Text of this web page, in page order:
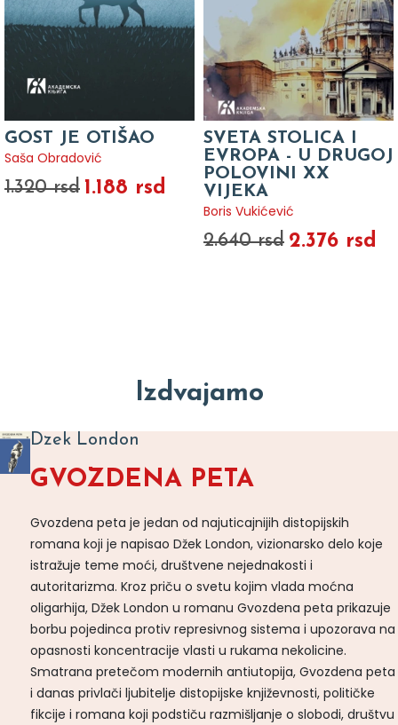
GOST JE OTIŠAO
Saša Obradović
1.320 rsd 1.188 rsd
SVETA STOLICA I
EVROPA - U DRUGOJ
POLOVINI XX
VIJEKA
Boris Vukićević
2.640 rsd 2.376 rsd
Izdvajamo
Dzek London
GVOZDENA PETA
Gvozdena peta je jedan od najuticajnijih distopijskih
romana koji je napisao Džek London, vizionarsko delo koje
istražuje teme moći, društvene nejednakosti i
autoritarizma. Kroz priču o svetu kojim vlada moćna
oligarhija, Džek London u romanu Gvozdena peta prikazuje
borbu pojedinca protiv represivnog sistema i upozorava na
opasnosti koncentracije vlasti u rukama nekolicine.
Smatrana pretečom modernih antiutopija, Gvozdena peta
i danas privlači ljubitelje distopijske književnosti, političke
fikcije i romana koji podstiču razmišljanje o slobodi, društvu